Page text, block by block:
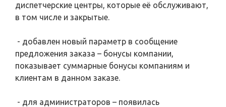
диспетчерские центры, которые её обслуживают,
в том числе и закрытые.
- добавлен новый параметр в сообщение
предложения заказа – бонусы компании,
показывает суммарные бонусы компаниям и
клиентам в данном заказе.
- для администраторов – появилась